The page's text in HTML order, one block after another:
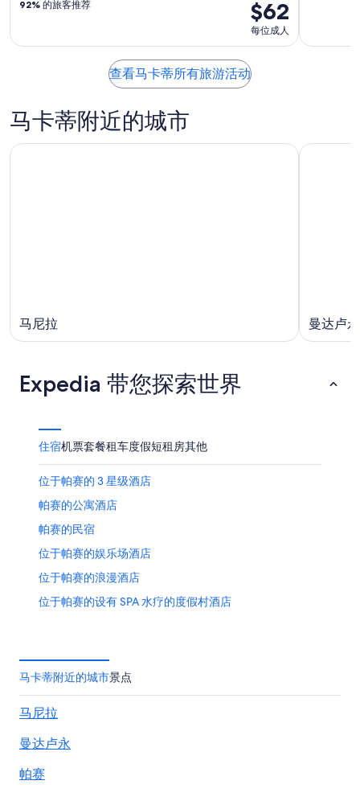
$62
每位成人
92% 的旅客推荐
查看马卡蒂所有旅游活动
马卡蒂附近的城市
马尼拉 曼达卢永
Expedia 带您探索世界
住宿机票套餐租车度假短租房其他
位于帕赛的 3 星级酒店
帕赛的公寓酒店
帕赛的民宿
位于帕赛的娱乐场酒店
位于帕赛的浪漫酒店
位于帕赛的设有 SPA 水疗的度假村酒店
马卡蒂中央商务区的酒店
位于圣胡安的经济型酒店
圣胡安的酒店
描笼涯 76的酒店
曼达卢永的酒店
马卡蒂附近的城市景点
马尼拉
曼达卢永
帕赛